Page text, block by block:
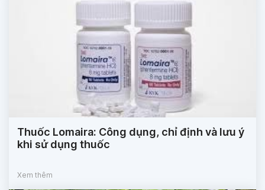
Thuốc Lomaira: Công dụng, chỉ định và lưu ý
khi sử dụng thuốc
Xem thêm